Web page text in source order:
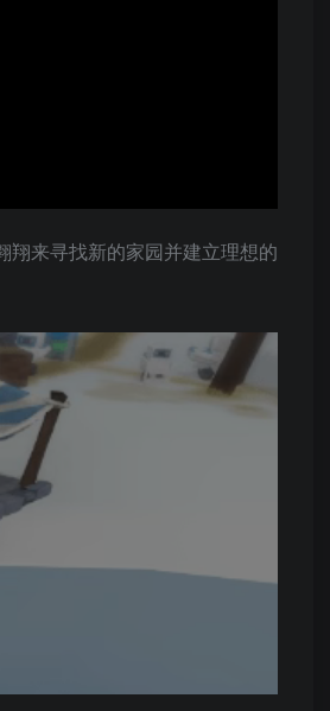
翔来寻找新的家园并建立理想的